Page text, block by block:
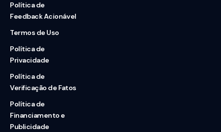
Política de
Feedback Acionável
Termos de Uso
Política de
Privacidade
Política de
Verificação de Fatos
Política de
Financiamento e
Publicidade